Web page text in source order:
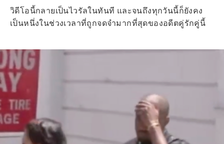
วิดีโอนี้กลายเป็นไวรัลในทันที และจนถึงทุกวันนี้ก็ยังคง
เป็นหนึ่งในช่วงเวลาที่ถูกจดจำมากที่สุดของอดีตคู่รักคู่นี้